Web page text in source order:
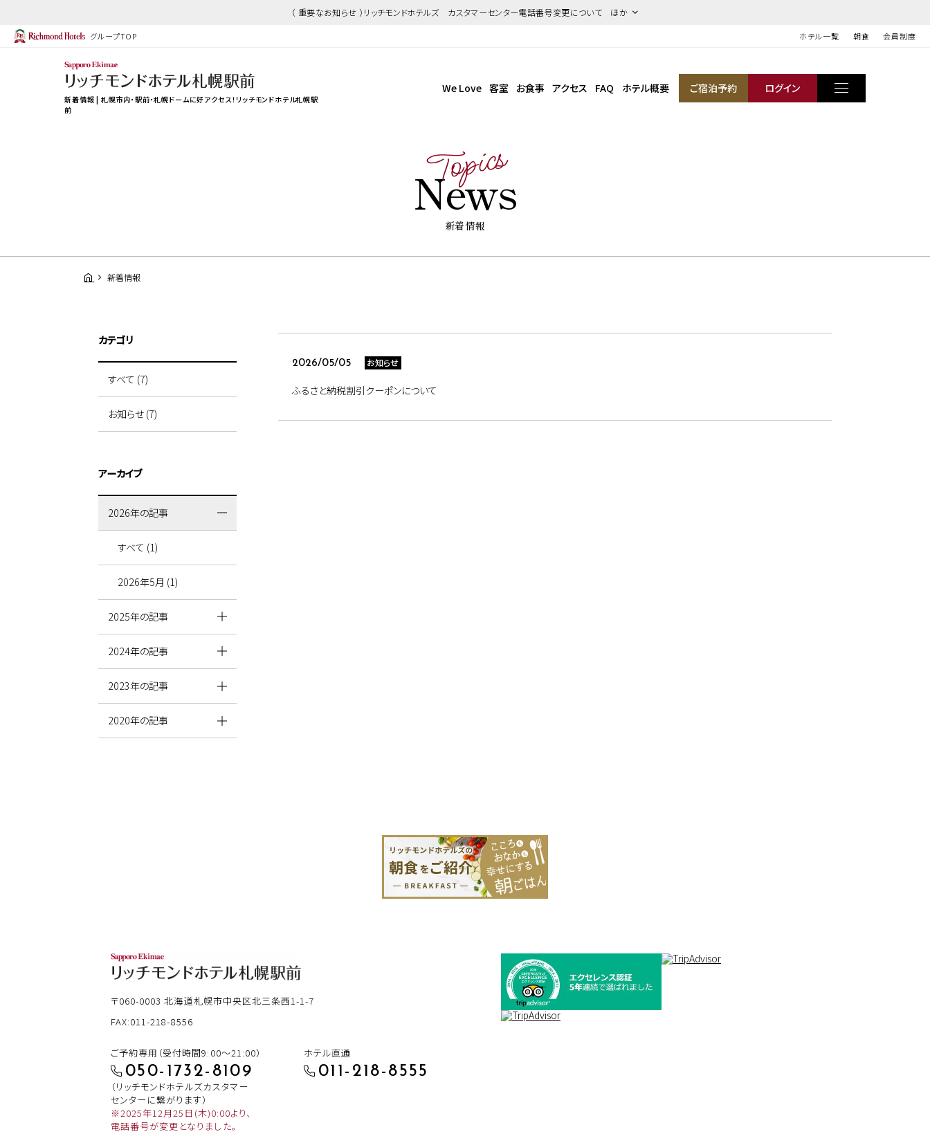
（ 重要なお知らせ ）リッチモンドホテルズ カスタマーセンター電話番号変更について ほか
グループTOP ホテル一覧 朝食 会員制度
新着情報 | 札幌市内・駅前・札幌ドームに好アクセス！リッチモンドホテル札幌駅
前
We Love 客室 お食事 アクセス FAQ ホテル概要 ご宿泊予約 ログイン
News
Topics
新着情報
新着情報
2026/05/05 お知らせ
ふるさと納税割引クーポンについて
カテゴリ
すべて (7)
お知らせ (7)
アーカイブ
2026年の記事
すべて (1)
2026年5月 (1)
2025年の記事
2024年の記事
2023年の記事
2020年の記事
〒060-0003北海道札幌市中央区北三条西1-1-7
FAX:011-218-8556
ご予約専用（受付時間9:00～21:00）
050-1732-8109
（リッチモンドホテルズカスタマー
センターに繋がります）
※2025年12月25日(木)0:00より、
電話番号が変更となりました。
ホテル直通
011-218-8555